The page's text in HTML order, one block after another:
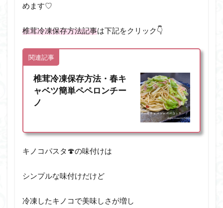
めます♡
椎茸冷凍保存方法記事は下記をクリック👇
関連記事
椎茸冷凍保存方法・春キ
ャベツ簡単ペペロンチー
ノ
キノコパスタ🍄の味付けは
シンプルな味付けだけど
冷凍したキノコで美味しさが増し